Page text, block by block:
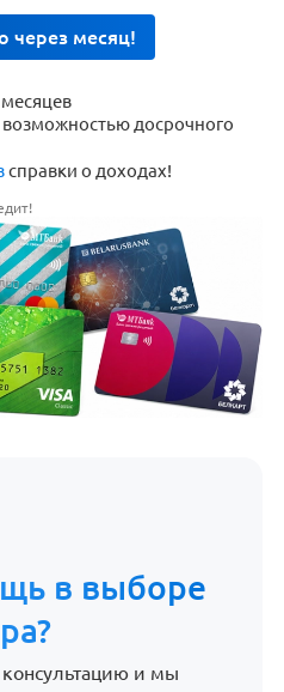
через месяц!
возможностью досрочного
справки о доходах!
в выборе
и мы